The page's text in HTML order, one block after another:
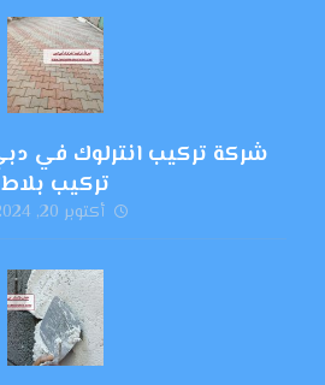
تركيب بلاط
أكتوبر 20, 2024